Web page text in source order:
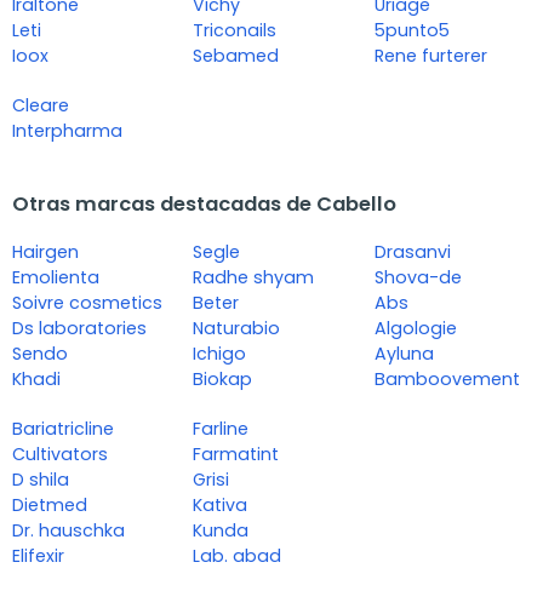
Leti
Ioox
Triconails
Sebamed
5punto5
Rene furterer
Cleare
Interpharma
Otras marcas destacadas de Cabello
Hairgen
Emolienta
Soivre cosmetics
Ds laboratories
Sendo
Khadi
Segle
Radhe shyam
Beter
Naturabio
Ichigo
Biokap
Drasanvi
Shova-de
Abs
Algologie
Ayluna
Bamboovement
Bariatricline
Cultivators
D shila
Dietmed
Dr. hauschka
Elifexir
Farline
Farmatint
Grisi
Kativa
Kunda
Lab. abad